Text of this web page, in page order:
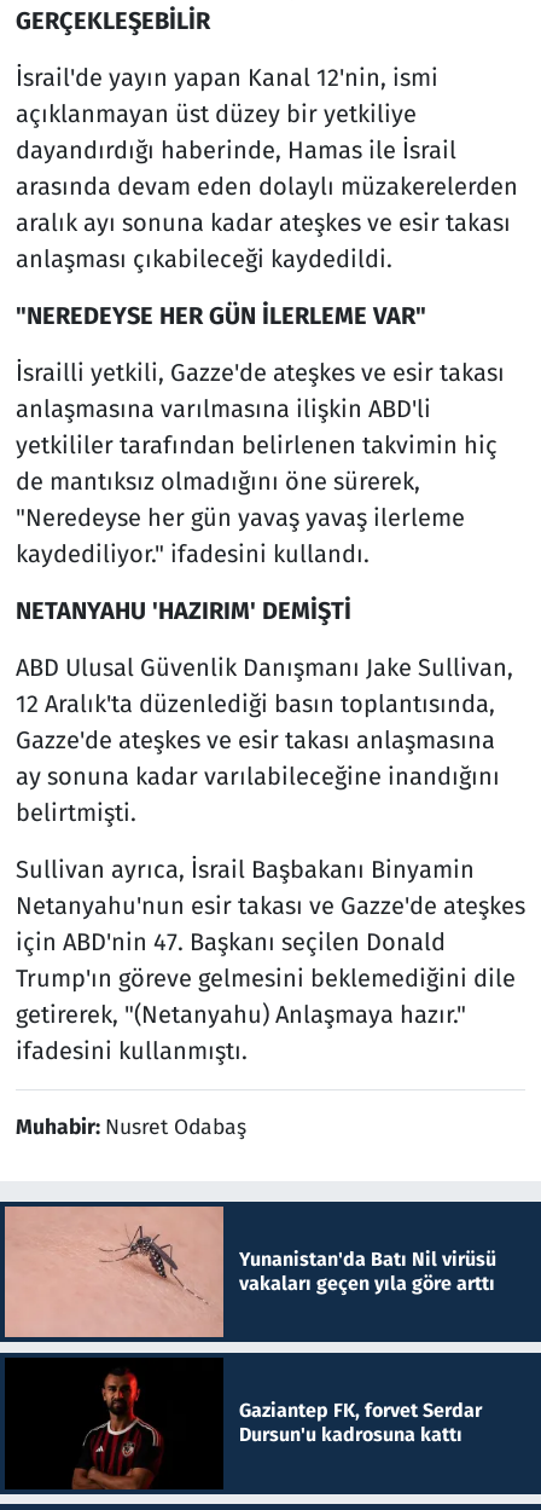
GERÇEKLEŞEBİLİR
İsrail'de yayın yapan Kanal 12'nin, ismi
açıklanmayan üst düzey bir yetkiliye
dayandırdığı haberinde, Hamas ile İsrail
arasında devam eden dolaylı müzakerelerden
aralık ayı sonuna kadar ateşkes ve esir takası
anlaşması çıkabileceği kaydedildi.
"NEREDEYSE HER GÜN İLERLEME VAR"
İsrailli yetkili, Gazze'de ateşkes ve esir takası
anlaşmasına varılmasına ilişkin ABD'li
yetkililer tarafından belirlenen takvimin hiç
de mantıksız olmadığını öne sürerek,
"Neredeyse her gün yavaş yavaş ilerleme
kaydediliyor." ifadesini kullandı.
NETANYAHU 'HAZIRIM' DEMİŞTİ
ABD Ulusal Güvenlik Danışmanı Jake Sullivan,
12 Aralık'ta düzenlediği basın toplantısında,
Gazze'de ateşkes ve esir takası anlaşmasına
ay sonuna kadar varılabileceğine inandığını
belirtmişti.
Sullivan ayrıca, İsrail Başbakanı Binyamin
Netanyahu'nun esir takası ve Gazze'de ateşkes
için ABD'nin 47. Başkanı seçilen Donald
Trump'ın göreve gelmesini beklemediğini dile
getirerek, "(Netanyahu) Anlaşmaya hazır."
ifadesini kullanmıştı.
Muhabir: Nusret Odabaş
Yunanistan'da Batı Nil virüsü
vakaları geçen yıla göre arttı
Gaziantep FK, forvet Serdar
Dursun'u kadrosuna kattı